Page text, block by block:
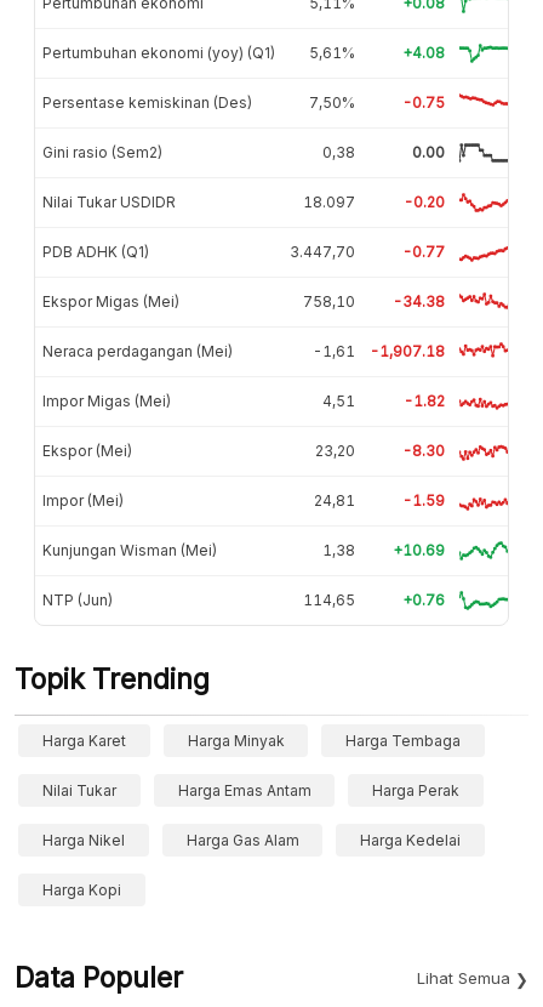
Pertumbuhan ekonomi (yoy) (Q1) 5,61% +4.08
Persentase kemiskinan (Des) 7,50% -0.75
Gini rasio (Sem2) 0,38 0.00
Nilai Tukar USDIDR 18.097 -0.20
PDB ADHK (Q1) 3.447,70 -0.77
Ekspor Migas (Mei) 758,10 -34.38
Neraca perdagangan (Mei) -1,61 -1,907.18
Impor Migas (Mei) 4,51 -1.82
Ekspor (Mei) 23,20 -8.30
Impor (Mei) 24,81 -1.59
Kunjungan Wisman (Mei) 1,38 +10.69
NTP (Jun) 114,65 +0.76
Topik Trending
Harga Karet Harga Minyak Harga Tembaga
Nilai Tukar Harga Emas Antam Harga Perak
Harga Nikel Harga Gas Alam Harga Kedelai
Harga Kopi
Data Populer Lihat Semua